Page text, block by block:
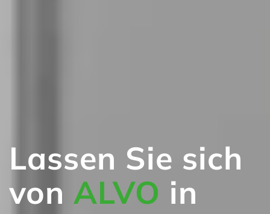
Lassen Sie sich
von ALVO in